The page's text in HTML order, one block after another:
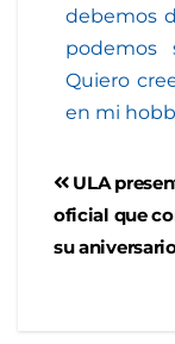
debemos
podemos
Quiero
en mi
ULA
oficial que
su